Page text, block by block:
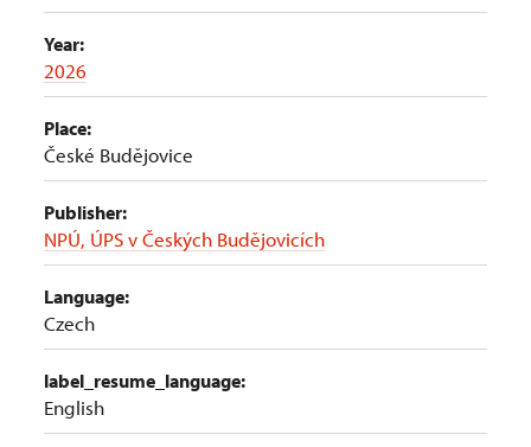
Year:
2026
Place:
České Budějovice
Publisher:
NPÚ, ÚPS v Českých Budějovicích
Language:
Czech
label_resume_language:
English